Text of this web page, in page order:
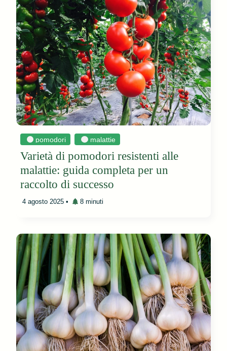
pomodori malattie
Varietà di pomodori resistenti alle
malattie: guida completa per un
raccolto di successo
4 agosto 2025 • 8 minuti